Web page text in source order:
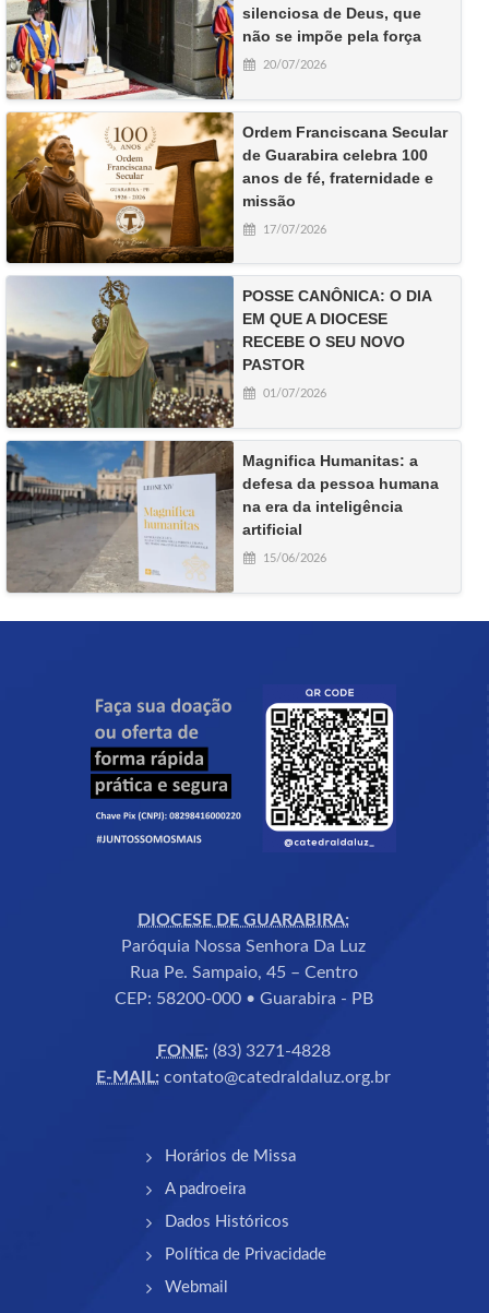
silenciosa de Deus, que
não se impõe pela força
20/07/2026
Ordem Franciscana Secular
de Guarabira celebra 100
anos de fé, fraternidade e
missão
17/07/2026
POSSE CANÔNICA: O DIA
EM QUE A DIOCESE
RECEBE O SEU NOVO
PASTOR
01/07/2026
Magnifica Humanitas: a
defesa da pessoa humana
na era da inteligência
artificial
15/06/2026
DIOCESE DE GUARABIRA:
Paróquia Nossa Senhora Da Luz
Rua Pe. Sampaio, 45 – Centro
CEP: 58200-000 • Guarabira - PB
FONE:(83) 3271-4828
E-MAIL: contato@catedraldaluz.org.br
Horários de Missa
A padroeira
Dados Históricos
Política de Privacidade
Webmail